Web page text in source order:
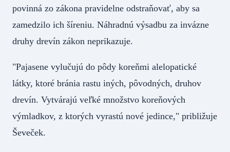
povinná zo zákona pravidelne odstraňovať, aby sa
zamedzilo ich šíreniu. Náhradnú výsadbu za invázne
druhy drevín zákon neprikazuje.
"Pajasene vylučujú do pôdy koreňmi alelopatické
látky, ktoré bránia rastu iných, pôvodných, druhov
drevín. Vytvárajú veľké množstvo koreňových
výmladkov, z ktorých vyrastú nové jedince," približuje
Ševeček.